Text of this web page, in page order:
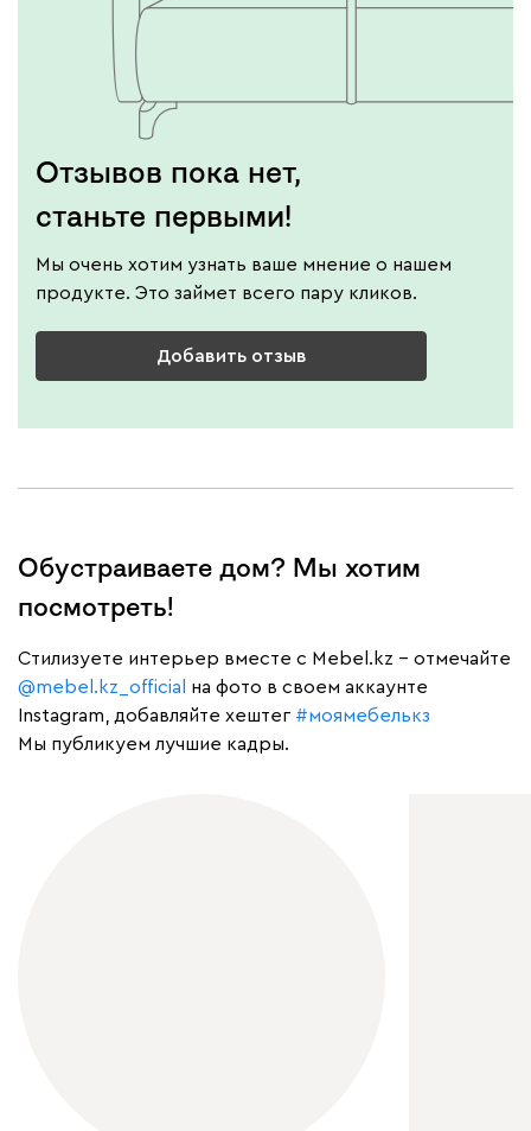
Отзывов пока нет,
станьте первыми!
Мы очень хотим узнать ваше мнение о нашем
продукте. Это займет всего пару кликов.
Добавить отзыв
Обустраиваете дом? Мы хотим
посмотреть!
Cтилизуете интерьер вместе с Mebel.kz – отмечайте
@mebel.kz_official
на фото в своем аккаунте
Instagram, добавляйте хештег #моямебелькз
Мы публикуем лучшие кадры.